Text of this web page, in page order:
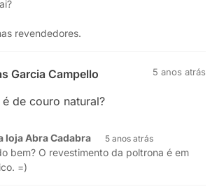
Garcia Campello 5 anos atrás
de couro natural?
loja Abra Cadabra 5 anos atrás
bem? O revestimento da poltrona é em
=)